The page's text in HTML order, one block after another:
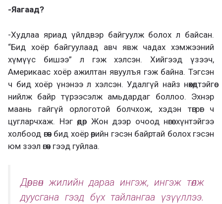
-Яагаад?
-Худлаа яриад үйлдвэр байгуулж болох л байсан.
“Бид хоёр байгуулаад авч явж чадах хэмжээний
хүмүүс бишээ” л гэж хэлсэн. Хийгээд үзээч,
Америкаас хоёр ажилтан явуулъя гэж байна. Тэгсэн
ч бид хоёр үнэнээ л хэлсэн. Удалгүй найз нөхөдтэйгөө
нийлж байр түрээсэлж амьдардаг боллоо. Эхнэр
маань гайгүй орлоготой болчхож, хэдэн төгрөг ч
цугларчхаж. Нэг өдөр Жон дээр очоод нөгөө хүнтэйгээ
холбоод өгөөч бид хоёр өөрийн гэсэн байртай болох гэсэн
юм зээл өгөөч гээд гуйлаа.
Дөрвөн жилийн дараа ингэж, ингэж төлж
дуусгана гээд бүх тайлангаа үзүүллээ.